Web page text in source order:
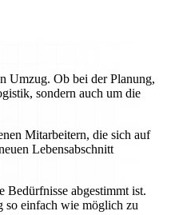
Umzug. Ob bei der Planung,
sondern auch um die
Mitarbeitern, die sich auf
Lebensabschnitt
Bedürfnisse abgestimmt ist.
so einfach wie möglich zu